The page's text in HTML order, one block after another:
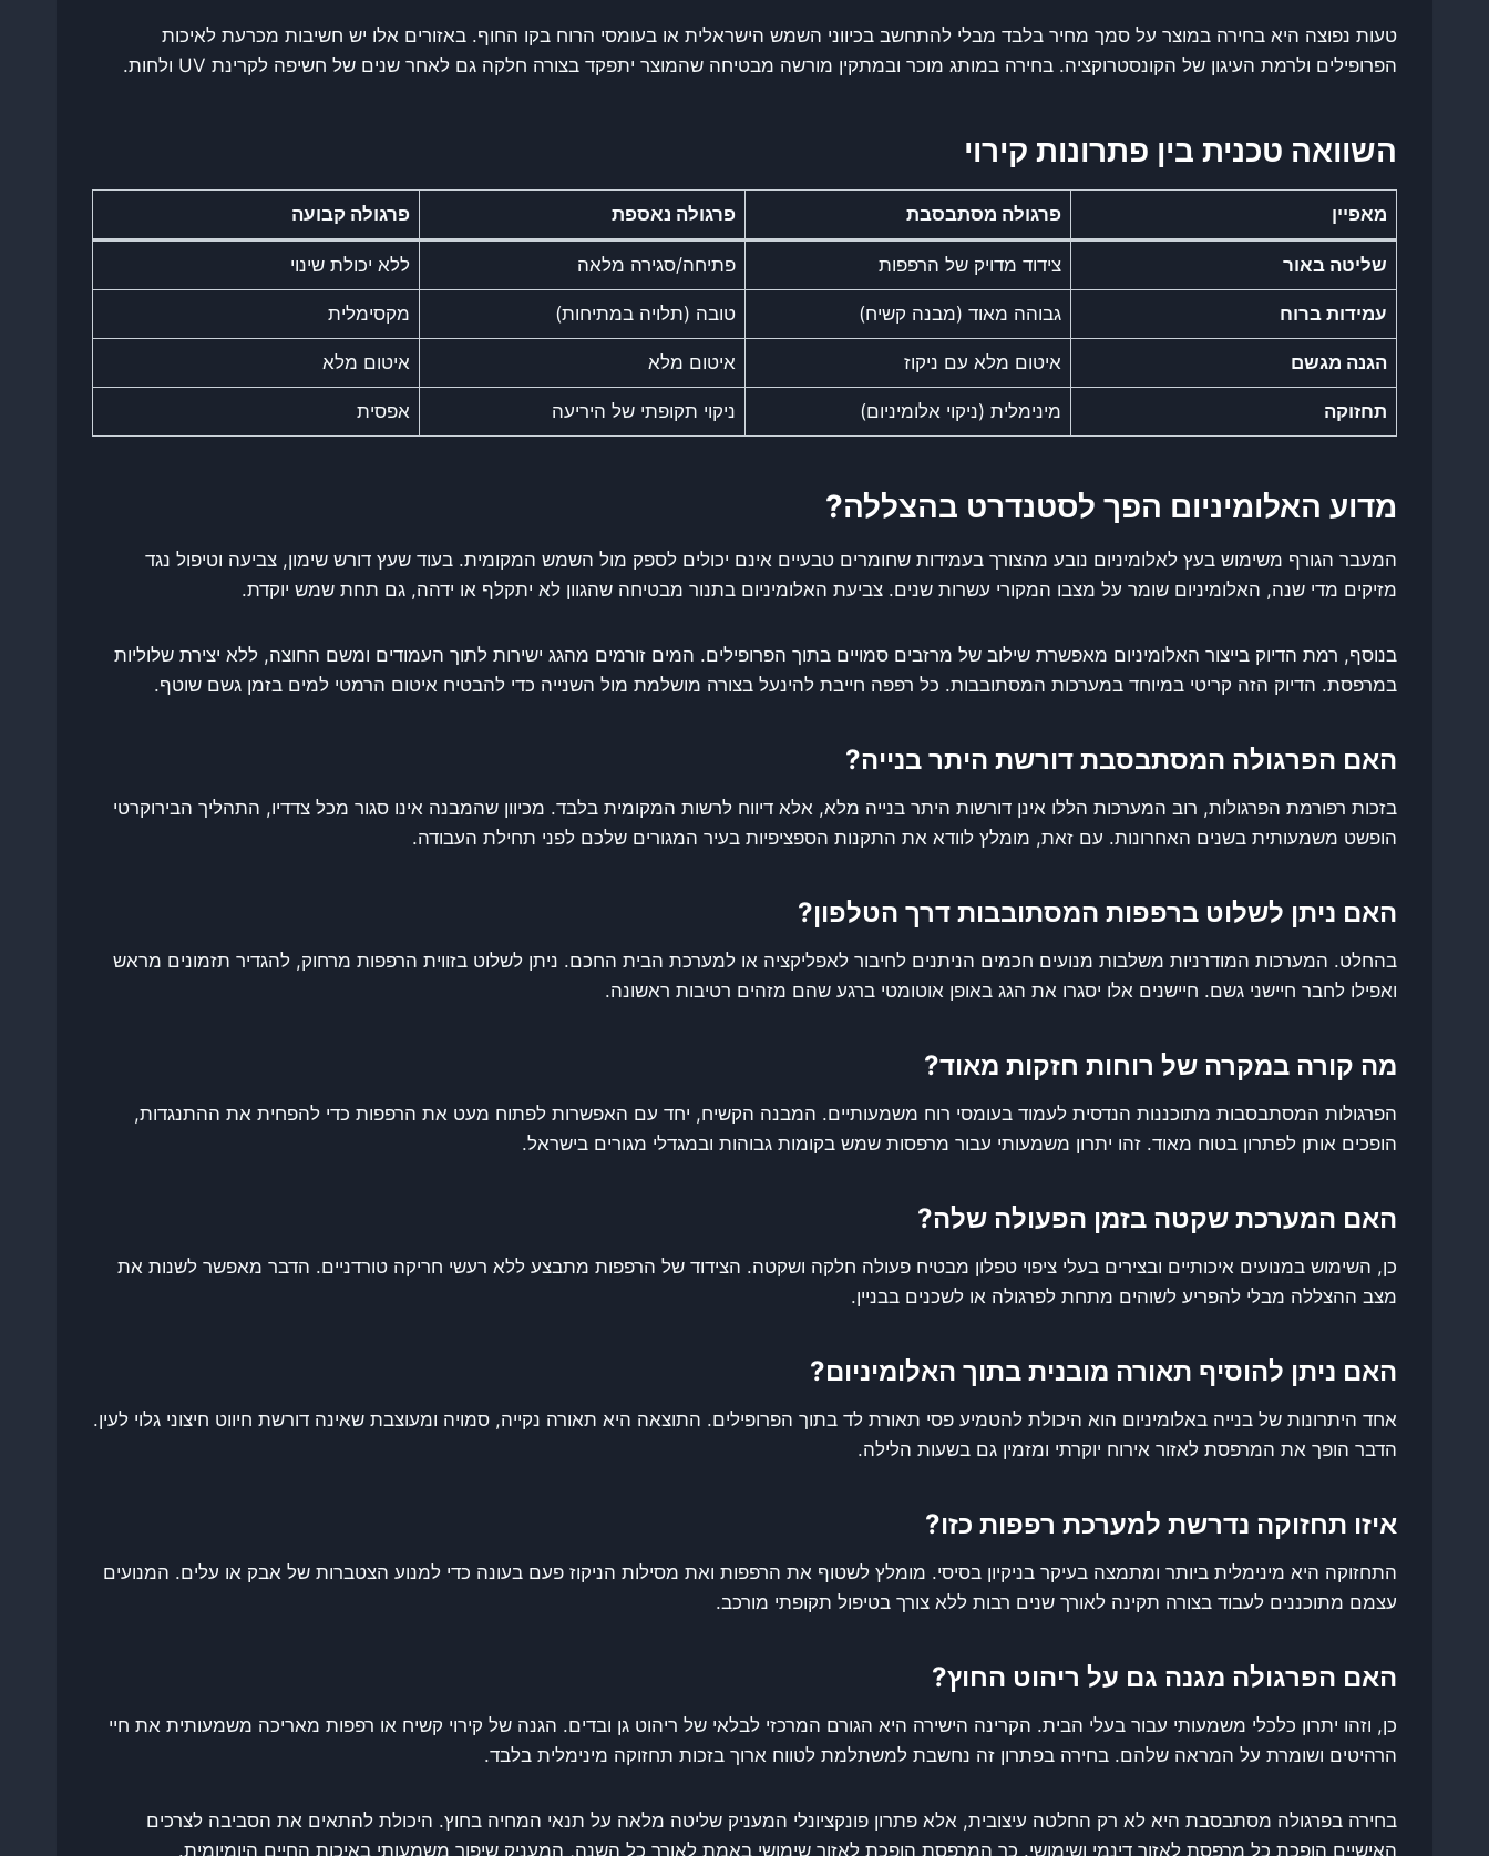
טעות נפוצה היא בחירה במוצר על סמך מחיר בלבד מבלי להתחשב בכיווני השמש הישראלית או בעומסי הרוח בקו החוף. באזורים אלו יש חשיבות מכרעת לאיכות
הפרופילים ולרמת העיגון של הקונסטרוקציה. בחירה במותג מוכר ובמתקין מורשה מבטיחה שהמוצר יתפקד בצורה חלקה גם לאחר שנים של חשיפה לקרינת UV ולחות.
השוואה טכנית בין פתרונות קירוי
מאפיין פרגולה מסתבסבת פרגולה נאספת פרגולה קבועה
שליטה באור צידוד מדויק של הרפפות פתיחה/סגירה מלאה ללא יכולת שינוי
עמידות ברוח גבוהה מאוד (מבנה קשיח) טובה (תלויה במתיחות) מקסימלית
הגנה מגשם איטום מלא עם ניקוז איטום מלא איטום מלא
תחזוקה מינימלית (ניקוי אלומיניום) ניקוי תקופתי של היריעה אפסית
מדוע האלומיניום הפך לסטנדרט בהצללה?
המעבר הגורף משימוש בעץ לאלומיניום נובע מהצורך בעמידות שחומרים טבעיים אינם יכולים לספק מול השמש המקומית. בעוד שעץ דורש שימון, צביעה וטיפול נגד
מזיקים מדי שנה, האלומיניום שומר על מצבו המקורי עשרות שנים. צביעת האלומיניום בתנור מבטיחה שהגוון לא יתקלף או ידהה, גם תחת שמש יוקדת.
בנוסף, רמת הדיוק בייצור האלומיניום מאפשרת שילוב של מרזבים סמויים בתוך הפרופילים. המים זורמים מהגג ישירות לתוך העמודים ומשם החוצה, ללא יצירת שלוליות
במרפסת. הדיוק הזה קריטי במיוחד במערכות המסתובבות. כל רפפה חייבת להינעל בצורה מושלמת מול השנייה כדי להבטיח איטום הרמטי למים בזמן גשם שוטף.
האם הפרגולה המסתבסבת דורשת היתר בנייה?
בזכות רפורמת הפרגולות, רוב המערכות הללו אינן דורשות היתר בנייה מלא, אלא דיווח לרשות המקומית בלבד. מכיוון שהמבנה אינו סגור מכל צדדיו, התהליך הבירוקרטי
הופשט משמעותית בשנים האחרונות. עם זאת, מומלץ לוודא את התקנות הספציפיות בעיר המגורים שלכם לפני תחילת העבודה.
האם ניתן לשלוט ברפפות המסתובבות דרך הטלפון?
בהחלט. המערכות המודרניות משלבות מנועים חכמים הניתנים לחיבור לאפליקציה או למערכת הבית החכם. ניתן לשלוט בזווית הרפפות מרחוק, להגדיר תזמונים מראש
ואפילו לחבר חיישני גשם. חיישנים אלו יסגרו את הגג באופן אוטומטי ברגע שהם מזהים רטיבות ראשונה.
מה קורה במקרה של רוחות חזקות מאוד?
הפרגולות המסתבסבות מתוכננות הנדסית לעמוד בעומסי רוח משמעותיים. המבנה הקשיח, יחד עם האפשרות לפתוח מעט את הרפפות כדי להפחית את ההתנגדות,
הופכים אותן לפתרון בטוח מאוד. זהו יתרון משמעותי עבור מרפסות שמש בקומות גבוהות ובמגדלי מגורים בישראל.
האם המערכת שקטה בזמן הפעולה שלה?
כן, השימוש במנועים איכותיים ובצירים בעלי ציפוי טפלון מבטיח פעולה חלקה ושקטה. הצידוד של הרפפות מתבצע ללא רעשי חריקה טורדניים. הדבר מאפשר לשנות את
מצב ההצללה מבלי להפריע לשוהים מתחת לפרגולה או לשכנים בבניין.
האם ניתן להוסיף תאורה מובנית בתוך האלומיניום?
אחד היתרונות של בנייה באלומיניום הוא היכולת להטמיע פסי תאורת לד בתוך הפרופילים. התוצאה היא תאורה נקייה, סמויה ומעוצבת שאינה דורשת חיווט חיצוני גלוי לעין.
הדבר הופך את המרפסת לאזור אירוח יוקרתי ומזמין גם בשעות הלילה.
איזו תחזוקה נדרשת למערכת רפפות כזו?
התחזוקה היא מינימלית ביותר ומתמצה בעיקר בניקיון בסיסי. מומלץ לשטוף את הרפפות ואת מסילות הניקוז פעם בעונה כדי למנוע הצטברות של אבק או עלים. המנועים
עצמם מתוכננים לעבוד בצורה תקינה לאורך שנים רבות ללא צורך בטיפול תקופתי מורכב.
האם הפרגולה מגנה גם על ריהוט החוץ?
כן, וזהו יתרון כלכלי משמעותי עבור בעלי הבית. הקרינה הישירה היא הגורם המרכזי לבלאי של ריהוט גן ובדים. הגנה של קירוי קשיח או רפפות מאריכה משמעותית את חיי
הרהיטים ושומרת על המראה שלהם. בחירה בפתרון זה נחשבת למשתלמת לטווח ארוך בזכות תחזוקה מינימלית בלבד.
בחירה בפרגולה מסתבסבת היא לא רק החלטה עיצובית, אלא פתרון פונקציונלי המעניק שליטה מלאה על תנאי המחיה בחוץ. היכולת להתאים את הסביבה לצרכים
האישיים הופכת כל מרפסת לאזור דינמי ושימושי. כך המרפסת הופכת לאזור שימושי באמת לאורך כל השנה, המעניק שיפור משמעותי באיכות החיים היומיומית.